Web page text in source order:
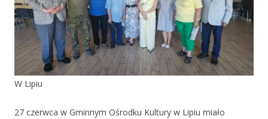
W Lipiu
27 czerwca w Gminnym Ośrodku Kultury w Lipiu miało